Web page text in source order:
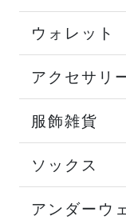
ウォレット
アクセサリ
服飾雑貨
ソックス
アンダーウ